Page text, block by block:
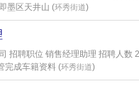
墨区天井山 (环秀街道)
招聘职位 销售经理助理 招聘人
完成车籍资料 (环秀街道)